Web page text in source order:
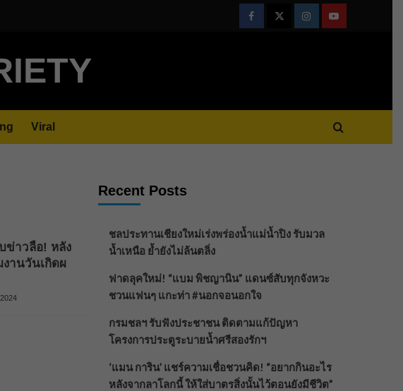
FacebookTwitterInstagramYoutube
Viral
ข่าวลือ! หลัง
งานวันเกิดผ
Recent Posts
ชลประทานเชียงใหม่เร่งพร่องน้ำแม่น้ำปิง รับมวล
น้ำเหนือ ย้ำยังไม่ล้นตลิ่ง
ฟาดลุคใหม่! “แบม พิชญานิน” แดนซ์สับทุกจังหวะ
ชวนแฟนๆ แกะท่า #นอกจอนอกใจ
กรมชลฯ รับฟังประชาชน ติดตามแก้ปัญหา
โครงการประตูระบายน้ำศรีสองรักฯ
‘แมน การิน’ แชร์ความเชื่อชวนคิด! “อยากกินอะไร
หลังจากลาโลกนี้ ให้ใส่บาตรสิ่งนั้นไว้ตอนยังมีชีวิต”